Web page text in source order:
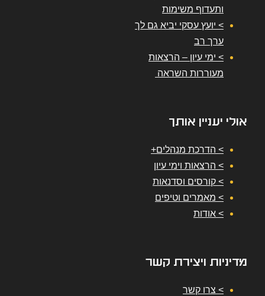
ותעדוף משימות
> יועץ עסקי יביא גם לך
ערך רב
> ימי עיון – הרצאות
מעוררות השראה
אולי יעניין אותך
> הדרכת מנהלים+
> הרצאות וימי עיון
> קורסים וסדנאות
> מאמרים וטיפים
> אודות
מדיניות ויצירת קשר
> צרו קשר